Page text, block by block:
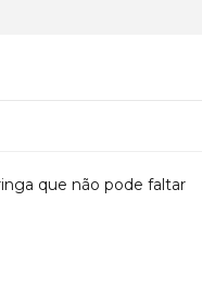
que não pode faltar